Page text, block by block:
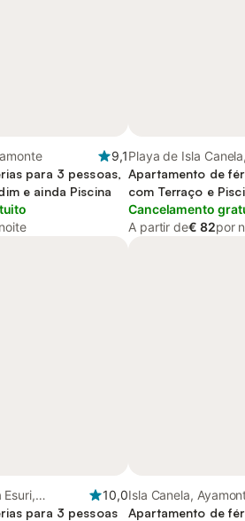
9,1
para 3 pessoas,
e ainda Piscina
Playa de Isla
Apartamento de
com Terraço e
Cancelamento
A partir de€ 82por
10,0
para 3 pessoas
Isla Canela,
Apartamento de